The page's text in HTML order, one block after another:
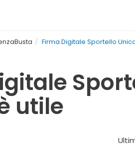
Firma Digitale Sportello
utile